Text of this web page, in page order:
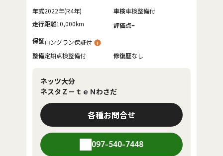
年式2022年(R4年) 車検車検整備付
走行距離10,000km 評価点-
保証ロングラン保証付
整備定期点検整備付 修復歴なし
ネッツ大分
ネスタＺ－ｔｅＮわさだ
各種お問合せ
097-540-7448